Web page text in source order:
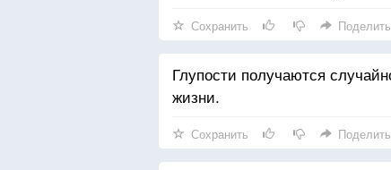
Сохранить
Глупости получаются
жизни.
Сохранить